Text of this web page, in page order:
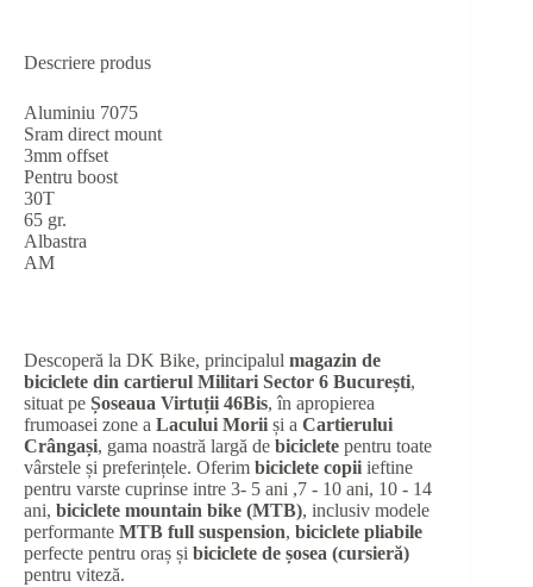
Descriere produs
Aluminiu 7075
Sram direct mount
3mm offset
Pentru boost
30T
65 gr.
Albastra
AM
Descoperă la DK Bike, principalul magazin de
biciclete din cartierul Militari Sector 6 București,
situat pe Șoseaua Virtuții 46Bis, în apropierea
frumoasei zone a Lacului Morii și a Cartierului
Crângași, gama noastră largă de biciclete pentru toate
vârstele și preferințele. Oferim biciclete copii ieftine
pentru varste cuprinse intre 3- 5 ani ,7 - 10 ani, 10 - 14
ani, biciclete mountain bike (MTB), inclusiv modele
performante MTB full suspension, biciclete pliabile
perfecte pentru oraș și biciclete de șosea (cursieră)
pentru viteză.